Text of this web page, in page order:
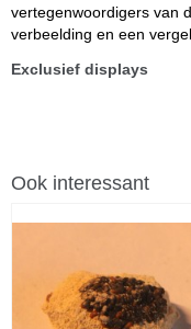
vertegenwoordigers van
verbeelding en een
Exclusief displays
Ook interessant